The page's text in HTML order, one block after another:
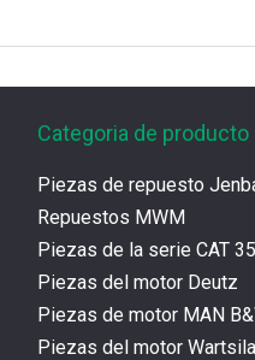
Categoria de producto
Piezas de repuesto
Repuestos MWM
Piezas de la serie CAT
Piezas del motor Deutz
Piezas de motor MAN
Piezas del motor Wartsila